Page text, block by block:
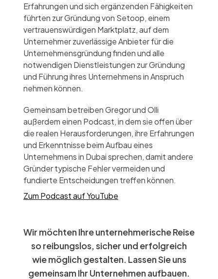
Erfahrungen und sich ergänzenden Fähigkeiten
führten zur Gründung von Setoop, einem
vertrauenswürdigen Marktplatz, auf dem
Unternehmer zuverlässige Anbieter für die
Unternehmensgründung finden und alle
notwendigen Dienstleistungen zur Gründung
und Führung ihres Unternehmens in Anspruch
nehmen können.
Gemeinsam betreiben Gregor und Olli
außerdem einen Podcast, in dem sie offen über
die realen Herausforderungen, ihre Erfahrungen
und Erkenntnisse beim Aufbau eines
Unternehmens in Dubai sprechen, damit andere
Gründer typische Fehler vermeiden und
fundierte Entscheidungen treffen können.
Zum Podcast auf YouTube
Wir möchten Ihre unternehmerische Reise
so reibungslos, sicher und erfolgreich
wie möglich gestalten. Lassen Sie uns
gemeinsam Ihr Unternehmen aufbauen.